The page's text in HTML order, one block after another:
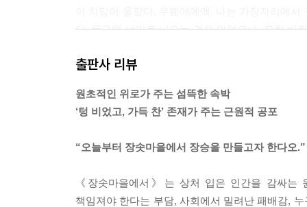
다. 목구멍 너머로 나오는 것은 없었으나, 묘한 비
나, 어딘지 가엾은 느낌이 들어 또 울었다. 바닥을
---「1장 · 유예」중에서
피부에 날카로운 한기가 스쳤다. 시간이 멈춘 듯,
---「1장 · 유예」중에서
출판사 리뷰
원초적인 위로가 주는 섬뜩한 속박
‘텅 비었고, 가득 찬’ 존재가 주는 근원적 공포
“오늘부터 장솟마을에서 장승을 만들고자 한다오.”
《장솟마을에서》는 상처 입은 인간을 감싸는
책임져야 한다는 부담, 사회에서 밀려난 패배감,